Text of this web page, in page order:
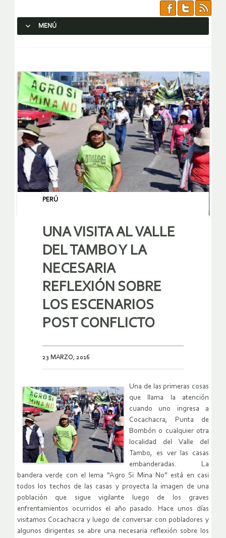
MENÚ
PERÚ
UNA VISITA AL VALLE
DEL TAMBO Y LA
NECESARIA
REFLEXIÓN SOBRE
LOS ESCENARIOS
POST CONFLICTO
23 MARZO, 2016
Una de las primeras cosas
que llama la atención
cuando uno ingresa a
Cocachacra, Punta de
Bombón o cualquier otra
localidad del Valle del
Tambo, es ver las casas
embanderadas. La
bandera verde con el lema “Agro Si Mina No” está en casi
todos los techos de las casas y proyecta la imagen de una
población que sigue vigilante luego de los graves
enfrentamientos ocurridos el año pasado. Hace unos días
visitamos Cocachacra y luego de conversar con pobladores y
algunos dirigentes se abre una necesaria reflexión sobre los